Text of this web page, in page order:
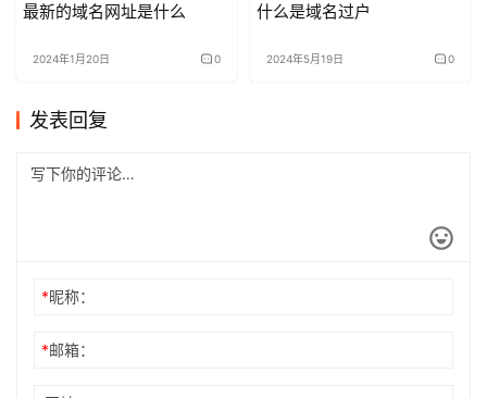
最新的域名网址是什么
2024年1月20日 0
什么是域名过户
2024年5月19日 0
发表回复
*昵称：
*邮箱：